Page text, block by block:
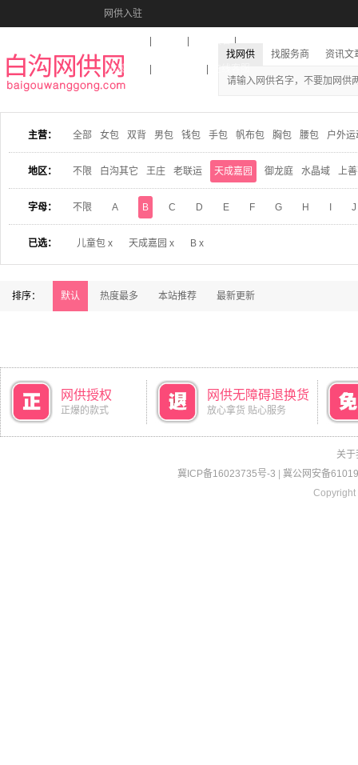
网供入驻
收藏本站
找网供 找服务商 资讯文
主营： 全部 女包 双背 男包 钱包 手包 帆布包 胸包 腰包 户外运
地区： 不限 白沟其它 王庄 老联运 天成嘉园 御龙庭 水晶域 上
字母： 不限 A B C D E F G H J
已选： 儿童包 x 天成嘉园 x B x
排序： 默认 热度最多 本站推荐 最新更新
网供授权
正爆的款式
网供无障碍退换货
放心拿货 贴心服务
关于
冀ICP备16023735号-3
冀公网安备